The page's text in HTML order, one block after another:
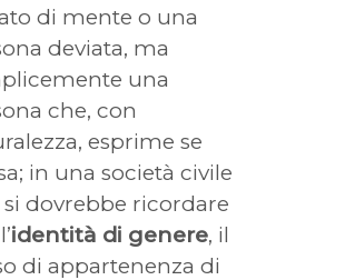
di mente o una
deviata, ma
una
che, con
esprime se
in una società civile
dovrebbe ricordare
identità di genere, il
di appartenenza di